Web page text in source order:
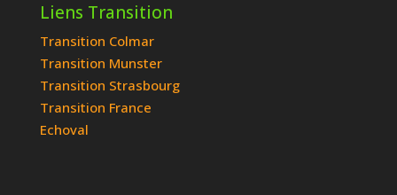
Liens Transition
Transition Colmar
Transition Munster
Transition Strasbourg
Transition France
Echoval